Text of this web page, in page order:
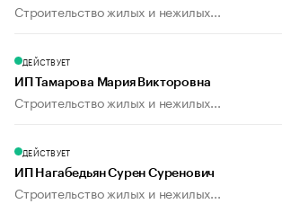
Строительство жилых и нежилых...
ДЕЙСТВУЕТ
ИП Тамарова Мария Викторовна
Строительство жилых и нежилых...
ДЕЙСТВУЕТ
ИП Нагабедьян Сурен Суренович
Строительство жилых и нежилых...